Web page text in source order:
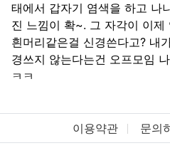
태에서 갑자기 염색을 하고 나
진 느낌이 확~. 그 자각이 이
흰머리같은걸 신경쓴다고? 내
경쓰지 않는다는건 오프모임
ㅋㅋ
이용약관 문의